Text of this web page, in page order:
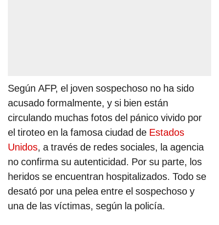
Según AFP, el joven sospechoso no ha sido
acusado formalmente, y si bien están
circulando muchas fotos del pánico vivido por
el tiroteo en la famosa ciudad de Estados
Unidos, a través de redes sociales, la agencia
no confirma su autenticidad. Por su parte, los
heridos se encuentran hospitalizados. Todo se
desató por una pelea entre el sospechoso y
una de las víctimas, según la policía.